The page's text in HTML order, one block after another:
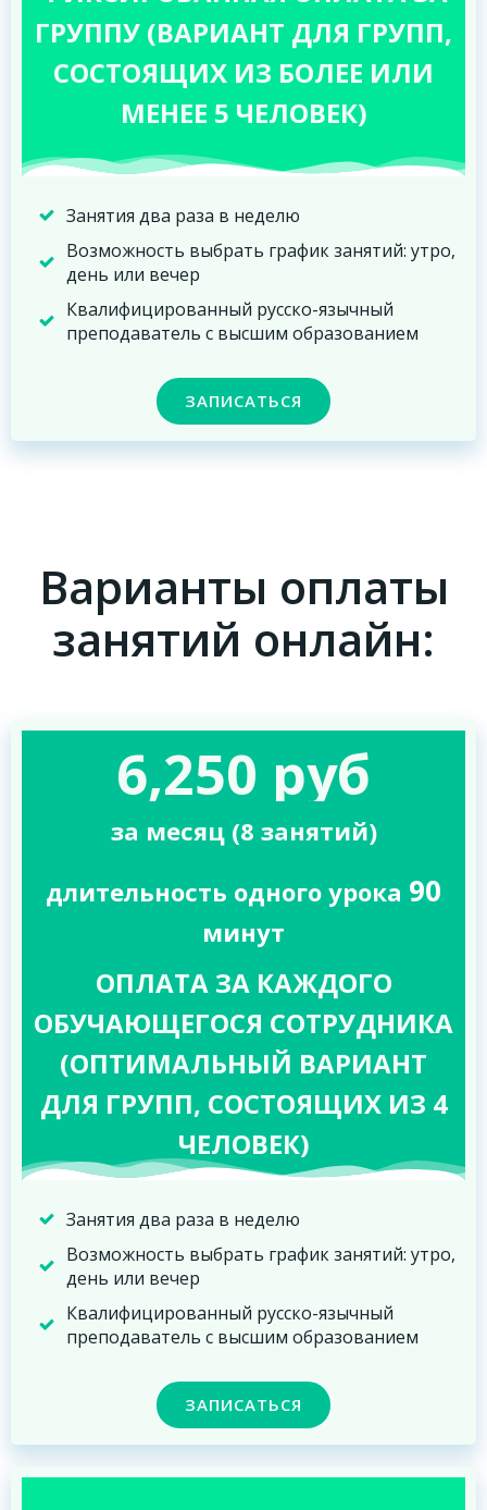
ГРУППУ (ВАРИАНТ ДЛЯ ГРУПП,
СОСТОЯЩИХ ИЗ БОЛЕЕ ИЛИ
МЕНЕЕ 5 ЧЕЛОВЕК)
Занятия два раза в неделю
Возможность выбрать график занятий: утро,
день или вечер
Квалифицированный русско-язычный
преподаватель с высшим образованием
ЗАПИСАТЬСЯ
Варианты оплаты
занятий онлайн:
6,250 руб
за месяц (8 занятий)
длительность одного урока 90
минут
ОПЛАТА ЗА КАЖДОГО
ОБУЧАЮЩЕГОСЯ СОТРУДНИКА
(ОПТИМАЛЬНЫЙ ВАРИАНТ
ДЛЯ ГРУПП, СОСТОЯЩИХ ИЗ 4
ЧЕЛОВЕК)
Занятия два раза в неделю
Возможность выбрать график занятий: утро,
день или вечер
Квалифицированный русско-язычный
преподаватель с высшим образованием
ЗАПИСАТЬСЯ